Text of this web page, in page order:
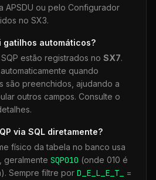
APSDU ou pelo Configurador
no SX3.
gatilhos automáticos?
SQP estão registrados no SX7.
quando
são preenchidos, ajudando a
outros campos. Consulte o
via SQL diretamente?
físico da tabela no banco usa
geralmente SQP010 (onde 010 é
Sempre filtre por D_E_L_E_T_
=